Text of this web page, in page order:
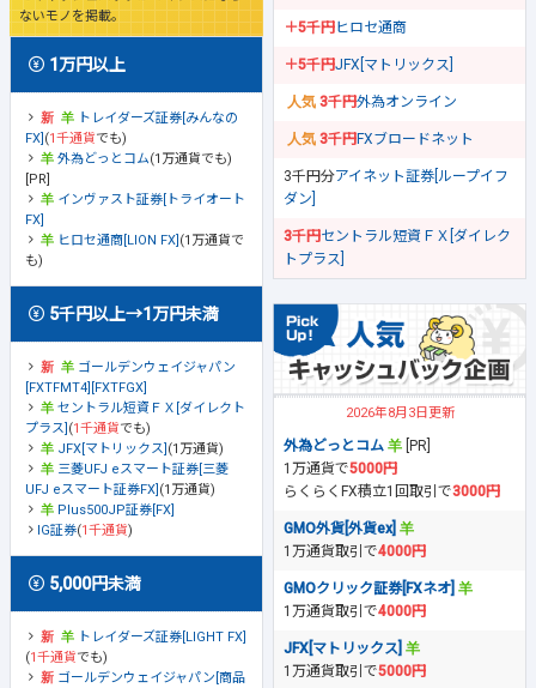
ないモノを掲載。
1万円以上
トレイダーズ証券[みんなの
FX] (1千通貨でも)
外為どっとコム(1万通貨でも)
[PR]
インヴァスト証券[トライオート
FX]
ヒロセ通商[LION FX] (1万通貨で
も)
5千円以上→1万円未満
ゴールデンウェイジャパン
[FXTFMT4][FXTFGX]
セントラル短資ＦＸ[ダイレクト
プラス] (1千通貨でも)
JFX[マトリックス] (1万通貨)
三菱UFJ eスマート証券[三菱
UFJ eスマート証券FX] (1万通貨)
Plus500JP証券[FX]
IG証券(1千通貨)
5,000円未満
トレイダーズ証券[LIGHT FX]
(1千通貨でも)
ゴールデンウェイジャパン[商品
＋5千円ヒロセ通商
＋5千円JFX[マトリックス]
3千円外為オンライン
3千円FXブロードネット
3千円分アイネット証券[ループイフ
ダン]
3千円セントラル短資ＦＸ[ダイレク
トプラス]
2026年8月3日更新
外為どっとコム
[PR]
1万通貨で5000円
らくらくFX積立1回取引で3000円
GMO外貨[外貨ex]
1万通貨取引で4000円
GMOクリック証券[FXネオ]
1万通貨取引で4000円
JFX[マトリックス]
1万通貨取引で5000円